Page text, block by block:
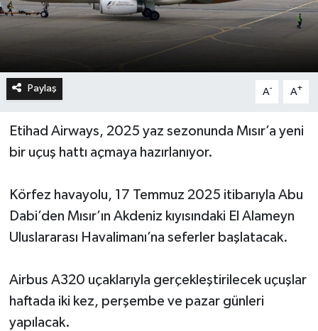
Paylaş A- A+
Etihad Airways, 2025 yaz sezonunda Mısır’a yeni
bir uçuş hattı açmaya hazırlanıyor.
Körfez havayolu, 17 Temmuz 2025 itibarıyla Abu
Dabi’den Mısır’ın Akdeniz kıyısındaki El Alameyn
Uluslararası Havalimanı’na seferler başlatacak.
Airbus A320 uçaklarıyla gerçekleştirilecek uçuşlar
haftada iki kez, perşembe ve pazar günleri
yapılacak.